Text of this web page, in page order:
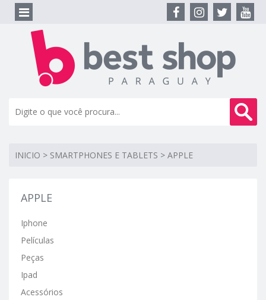
INICIO > SMARTPHONES E TABLETS > APPLE
APPLE
Iphone
Películas
Peças
Ipad
Acessórios